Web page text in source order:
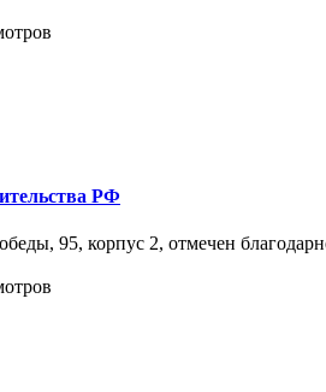
РФ
95, корпус 2, отмечен